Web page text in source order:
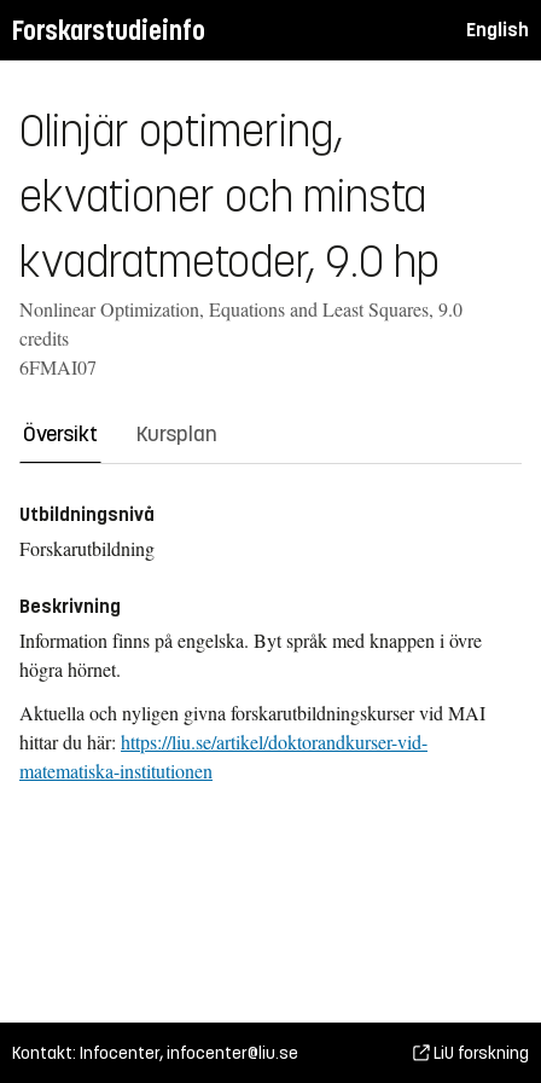
Forskarstudieinfo English
Olinjär optimering,
ekvationer och minsta
kvadratmetoder, 9.0 hp
Nonlinear Optimization, Equations and Least Squares, 9.0
credits
6FMAI07
Översikt Kursplan
Utbildningsnivå
Forskarutbildning
Beskrivning
Information finns på engelska. Byt språk med knappen i övre
högra hörnet.
Aktuella och nyligen givna forskarutbildningskurser vid MAI
hittar du här: https://liu.se/artikel/doktorandkurser-vid-
matematiska-institutionen
Kontakt: Infocenter,infocenter@liu.se LiU forskning